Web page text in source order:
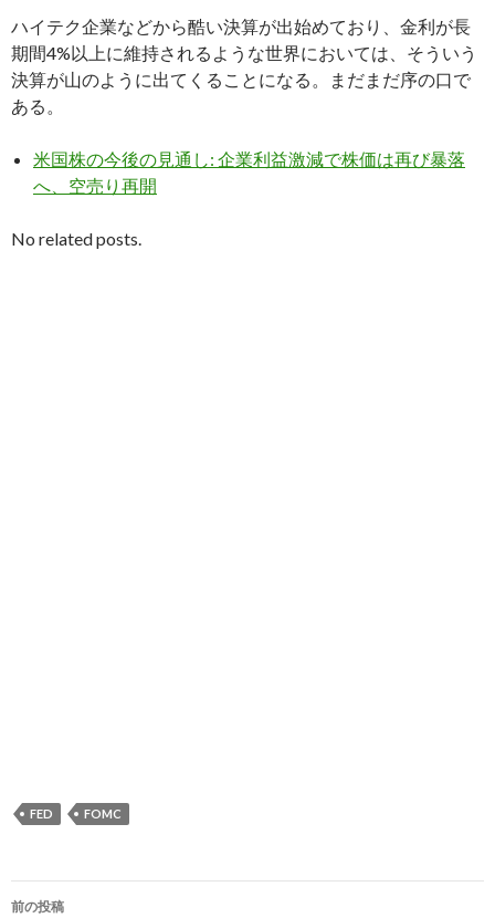
ハイテク企業などから酷い決算が出始めており、金利が長
期間4%以上に維持されるような世界においては、そういう
決算が山のように出てくることになる。まだまだ序の口で
ある。
米国株の今後の見通し: 企業利益激減で株価は再び暴落
へ、空売り再開
No related posts.
FED FOMC
投
前の投稿